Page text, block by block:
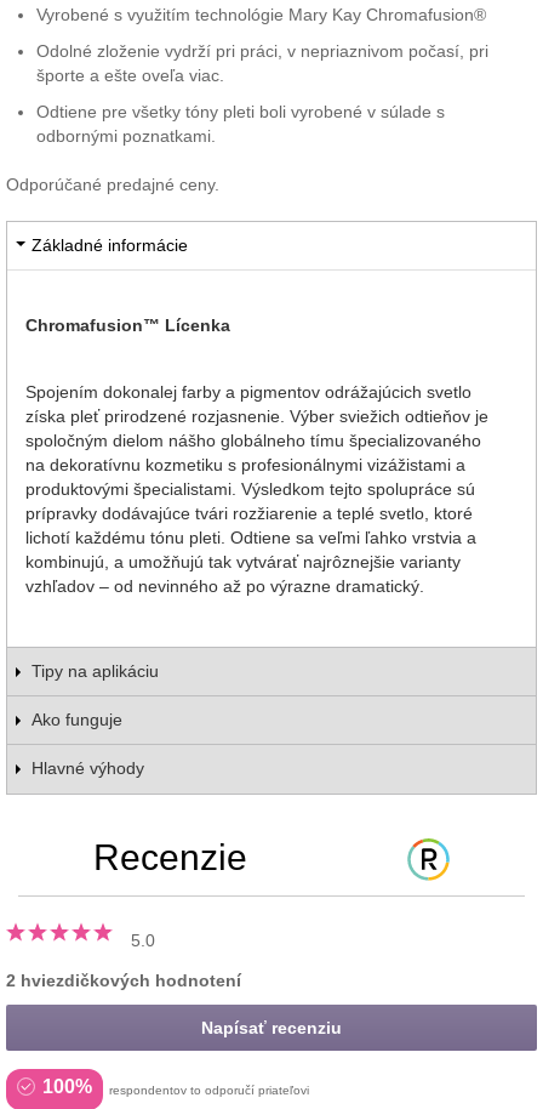
Vyrobené s využitím technológie Mary Kay Chromafusion®
Odolné zloženie vydrží pri práci, v nepriaznivom počasí, pri
športe a ešte oveľa viac.
Odtiene pre všetky tóny pleti boli vyrobené v súlade s
odbornými poznatkami.
Odporúčané predajné ceny.
Základné informácie
Chromafusion™ Lícenka
Spojením dokonalej farby a pigmentov odrážajúcich svetlo
získa pleť prirodzené rozjasnenie. Výber sviežich odtieňov je
spoločným dielom nášho globálneho tímu špecializovaného
na dekoratívnu kozmetiku s profesionálnymi vizážistami a
produktovými špecialistami. Výsledkom tejto spolupráce sú
prípravky dodávajúce tvári rozžiarenie a teplé svetlo, ktoré
lichotí každému tónu pleti. Odtiene sa veľmi ľahko vrstvia a
kombinujú, a umožňujú tak vytvárať najrôznejšie varianty
vzhľadov – od nevinného až po výrazne dramatický.
Tipy na aplikáciu
Ako funguje
Hlavné výhody
Recenzie
5.0
2 hviezdičkových hodnotení
Napísať recenziu
100% respondentov to odporučí priateľovi